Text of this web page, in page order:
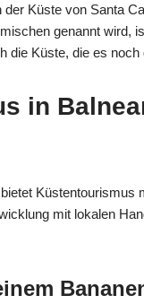
Küste von Santa
genannt wird,
die Küste, die es
in
Küstentourismus
mit lokalen